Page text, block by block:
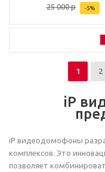
25 000р -5%
1 2
iP
iP видеодомофоны
комплексов. Это
позволяет